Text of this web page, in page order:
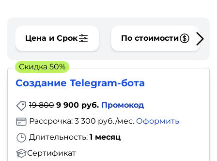
Цена и Срок По стоимости
Создание Telegram-бота
19 800 9 900 руб. Промокод
Длительность: 1 месяц
Сертификат
Рассрочка: 3 300 руб./мес. Оформить
Скидка 50%
аудио
Маркетинг
Иностранный
язык
Для
детей